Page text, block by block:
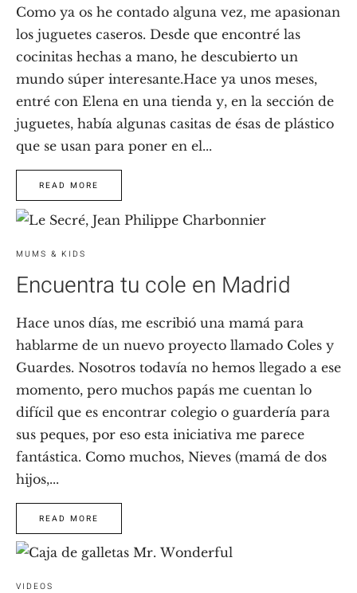
Como ya os he contado alguna vez, me apasionan
los juguetes caseros. Desde que encontré las
cocinitas hechas a mano, he descubierto un
mundo súper interesante.Hace ya unos meses,
entré con Elena en una tienda y, en la sección de
juguetes, había algunas casitas de ésas de plástico
que se usan para poner en el...
READ MORE
MUMS & KIDS
Encuentra tu cole en Madrid
Hace unos días, me escribió una mamá para
hablarme de un nuevo proyecto llamado Coles y
Guardes. Nosotros todavía no hemos llegado a ese
momento, pero muchos papás me cuentan lo
difícil que es encontrar colegio o guardería para
sus peques, por eso esta iniciativa me parece
fantástica. Como muchos, Nieves (mamá de dos
hijos,...
READ MORE
VIDEOS